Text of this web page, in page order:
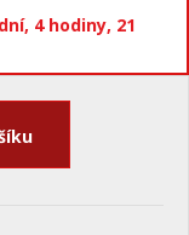
4 hodiny, 21